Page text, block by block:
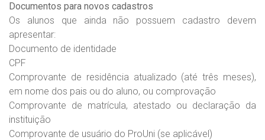
Documentos para novos cadastros
Os alunos que ainda não possuem cadastro devem
apresentar:
Documento de identidade
CPF
Comprovante de residência atualizado (até três meses),
em nome dos pais ou do aluno, ou comprovação
Comprovante de matrícula, atestado ou declaração da
instituição
Comprovante de usuário do ProUni (se aplicável)